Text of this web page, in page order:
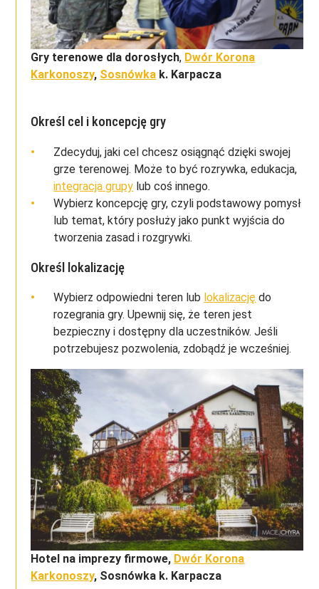
Gry terenowe dla dorosłych, Dwór Korona
Karkonoszy, Sosnówka k. Karpacza
Określ cel i koncepcję gry
Zdecyduj, jaki cel chcesz osiągnąć dzięki swojej
grze terenowej. Może to być rozrywka, edukacja,
integracja grupy lub coś innego.
Wybierz koncepcję gry, czyli podstawowy pomysł
lub temat, który posłuży jako punkt wyjścia do
tworzenia zasad i rozgrywki.
Określ lokalizację
Wybierz odpowiedni teren lub lokalizację do
rozegrania gry. Upewnij się, że teren jest
bezpieczny i dostępny dla uczestników. Jeśli
potrzebujesz pozwolenia, zdobądź je wcześniej.
Hotel na imprezy firmowe, Dwór Korona
Karkonoszy, Sosnówka k. Karpacza